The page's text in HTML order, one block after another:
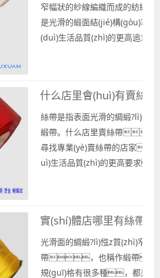
窄幅狀的紗線編織而成的紡織
是光滑的緞面結(jié)構(gòu)?
(duì)生活品質(zhì)的更高追求
問：...
什么店里會(huì)有賣絲
絲帶是指表面光滑的綢緞?lì)惤
緞帶。什么店里賣絲帶
尋找專業(yè)賣絲帶的店家
uì)生活品質(zhì)的更高要求
色的絲帶也很普通，都有著很
實(shí)體店哪里有絲帶
光滑面的綢緞?lì)惤z質(zhì)窄
帶，也稱作緞帶
規(guī)格有很多種，都是生